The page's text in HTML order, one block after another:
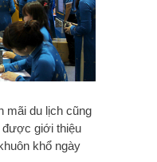
mãi du lịch cũng
giới thiệu
khổ ngày